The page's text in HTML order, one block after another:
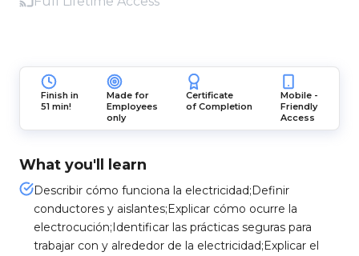
Finish in
51 min!
Made for
Employees
only
Certificate
of Completion
Mobile -
Friendly
Access
What you'll learn
Describir cómo funciona la electricidad;Definir
conductores y aislantes;Explicar cómo ocurre la
electrocución;Identificar las prácticas seguras para
trabajar con y alrededor de la electricidad;Explicar el